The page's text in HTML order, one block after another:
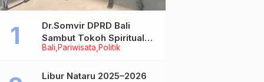
Bali Pariwisata Politik
Dr.Somvir DPRD Bali
Sambut Tokoh Spiritual
India Baba Bageshwar
Libur Nataru 2025–2026